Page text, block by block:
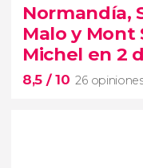
la
excursión
de 2
visitaremos el Mont
Loira
Normandía,
Malo y Mont
Michel en 2
8,5 / 10 26